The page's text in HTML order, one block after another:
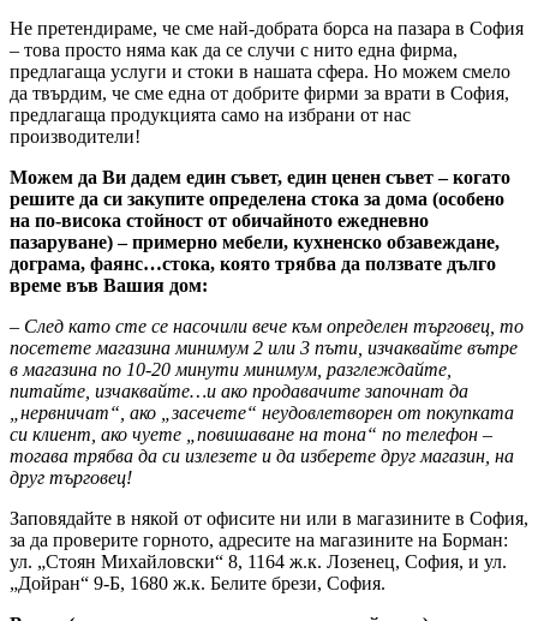
Не претендираме, че сме най-добрата борса на пазара в София
– това просто няма как да се случи с нито една фирма,
предлагаща услуги и стоки в нашата сфера. Но можем смело
да твърдим, че сме една от добрите фирми за врати в София,
предлагаща продукцията само на избрани от нас
производители!
Можем да Ви дадем един съвет, един ценен съвет – когато
решите да си закупите определена стока за дома (особено
на по-висока стойност от обичайното ежедневно
пазаруване) – примерно мебели, кухненско обзавеждане,
дограма, фаянс…стока, която трябва да ползвате дълго
време във Вашия дом:
– След като сте се насочили вече към определен търговец, то
посетете магазина минимум 2 или 3 пъти, изчаквайте вътре
в магазина по 10-20 минути минимум, разглеждайте,
питайте, изчаквайте…и ако продавачите започнат да
„нервничат“, ако „засечете“ неудовлетворен от покупката
си клиент, ако чуете „повишаване на тона“ по телефон –
тогава трябва да си излезете и да изберете друг магазин, на
друг търговец!
Заповядайте в някой от офисите ни или в магазините в София,
за да проверите горното, адресите на магазините на Борман:
ул. „Стоян Михайловски“ 8, 1164 ж.к. Лозенец, София, и ул.
„Дойран“ 9-Б, 1680 ж.к. Белите брези, София.